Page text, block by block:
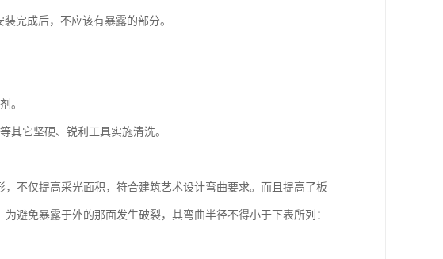
完成后，不应该有暴露的部分。
。
其它坚硬、锐利工具实施清洗。
不仅提高采光面积，符合建筑艺术设计弯曲要求。而且提高了板
避免暴露于外的那面发生破裂，其弯曲半径不得小于下表所列：